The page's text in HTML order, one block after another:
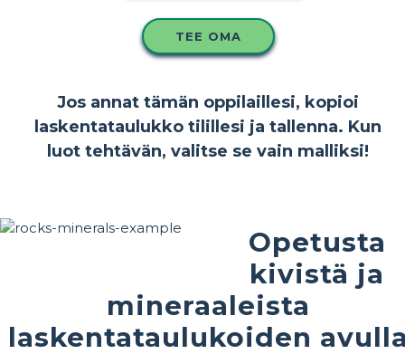
TEE OMA
Jos annat tämän oppilaillesi, kopioi
laskentataulukko tilillesi ja tallenna. Kun
luot tehtävän, valitse se vain malliksi!
Opetusta
kivistä ja
mineraaleista
laskentataulukoiden